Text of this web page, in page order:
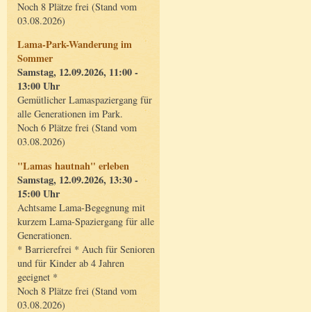
Noch 8 Plätze frei (Stand vom
03.08.2026)
Lama-Park-Wanderung im
Sommer
Samstag, 12.09.2026, 11:00 -
13:00 Uhr
Gemütlicher Lamaspaziergang für
alle Generationen im Park.
Noch 6 Plätze frei (Stand vom
03.08.2026)
"Lamas hautnah" erleben
Samstag, 12.09.2026, 13:30 -
15:00 Uhr
Achtsame Lama-Begegnung mit
kurzem Lama-Spaziergang für alle
Generationen.
* Barrierefrei * Auch für Senioren
und für Kinder ab 4 Jahren
geeignet *
Noch 8 Plätze frei (Stand vom
03.08.2026)